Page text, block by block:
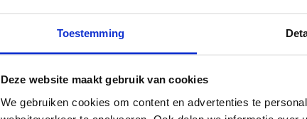
Toestemming
Deze website maakt gebruik van cookies
We gebruiken cookies om content en advertenties te